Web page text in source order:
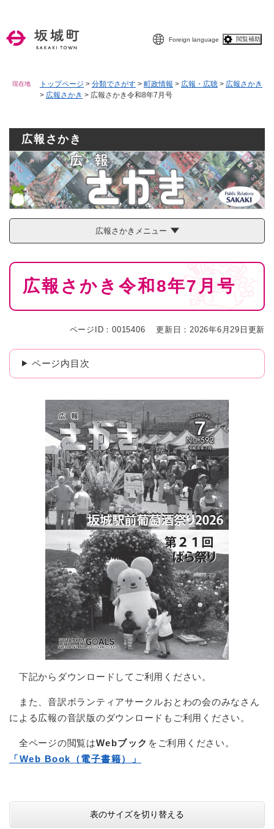
Foreign language 閲覧補助
現在地 トップページ > 分類でさがす > 町政情報 > 広報・広聴 > 広報さかき
> 広報さかき > 広報さかき令和8年7月号
広報さかき
広報さかきメニュー
本
広報さかき令和8年7月号
ページID：0015406 更新日：2026年6月29日更新
ページ内目次
下記からダウンロードしてご利用ください。
また、音訳ボランティアサークルおとわの会のみなさん
による広報の音訳版のダウンロードもご利用ください。
全ページの閲覧はWebブック をご利用ください。
「Web Book（電子書籍）」
表のサイズを切り替える